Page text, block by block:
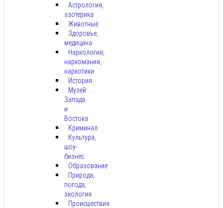
Астрология,
эзотерика
Животные
Здоровье,
медицина
Наркология,
наркомания,
наркотики
История
Музей
Запада
и
Востока
Криминал
Культура,
шоу-
бизнес
Образование
Природа,
погода,
экология
Происшествия